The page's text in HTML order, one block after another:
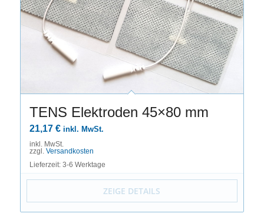
TENS Elektroden 45×80 mm
21,17 € inkl. MwSt.
inkl. MwSt.
zzgl. Versandkosten
Lieferzeit: 3-6 Werktage
ZEIGE DETAILS